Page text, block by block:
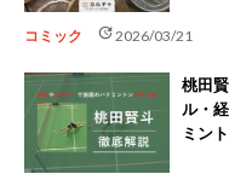
コミック update2026/03/21
桃田
ル・
ミン